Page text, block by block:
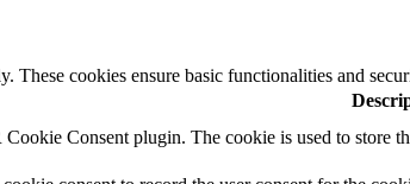
cookies ensure basic functionalities and
Consent plugin. The cookie is used to store